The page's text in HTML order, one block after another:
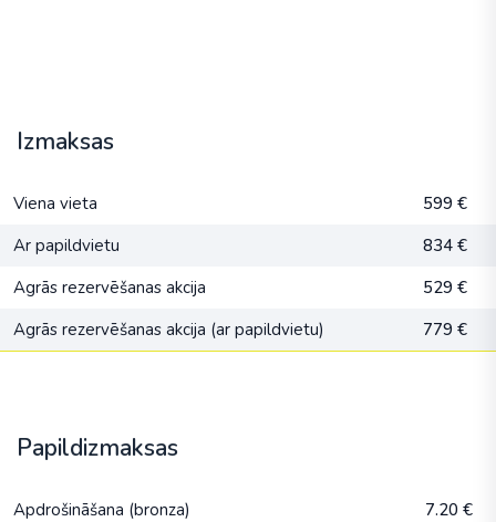
Izmaksas
Viena vieta
599 €
Ar papildvietu
834 €
Agrās rezervēšanas akcija
529 €
Agrās rezervēšanas akcija (ar papildvietu)
779 €
Papildizmaksas
Apdrošināšana (bronza)
7.20 €